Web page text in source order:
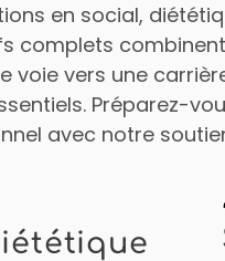
en social,
complets
voie vers une
Préparez-
avec notre